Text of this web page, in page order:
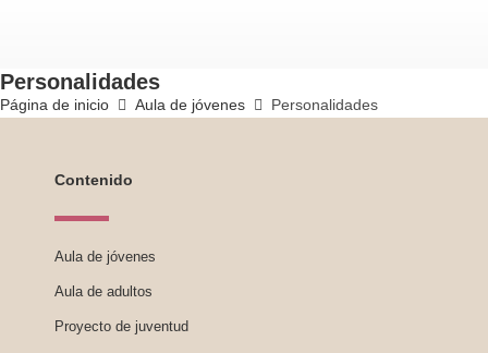
Personalidades
Página de inicio Aula de jóvenes Personalidades
Contenido
Aula de jóvenes
Aula de adultos
Proyecto de juventud